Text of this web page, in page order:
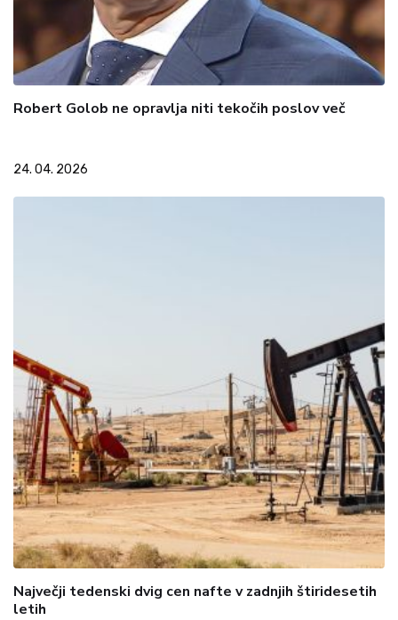
Robert Golob ne opravlja niti tekočih poslov več
24. 04. 2026
Največji tedenski dvig cen nafte v zadnjih štiridesetih
letih